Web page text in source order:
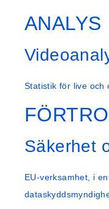
ANALYS
Statistik för live och
Säkerhet
EU-verksamhet, i